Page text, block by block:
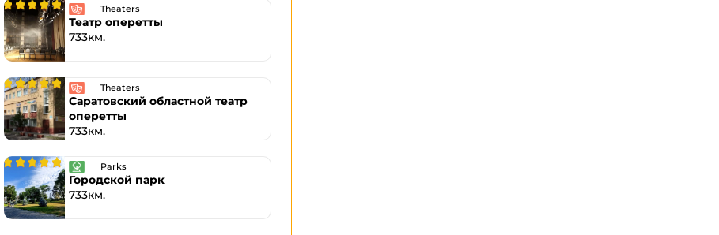
Theaters
Театр оперетты
733км.
Theaters
Саратовский областной театр
оперетты
733км.
Parks
Городской парк
733км.